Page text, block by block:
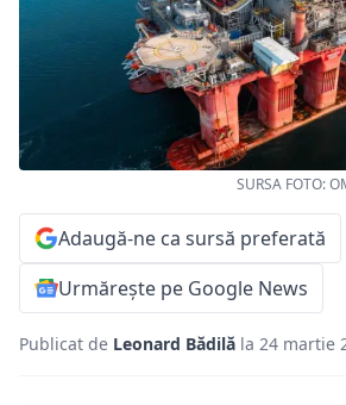
SURSA FOTO:
Adaugă-ne ca sursă preferată
Urmărește pe Google News
Publicat de Leonard Bădilă la 24 martie